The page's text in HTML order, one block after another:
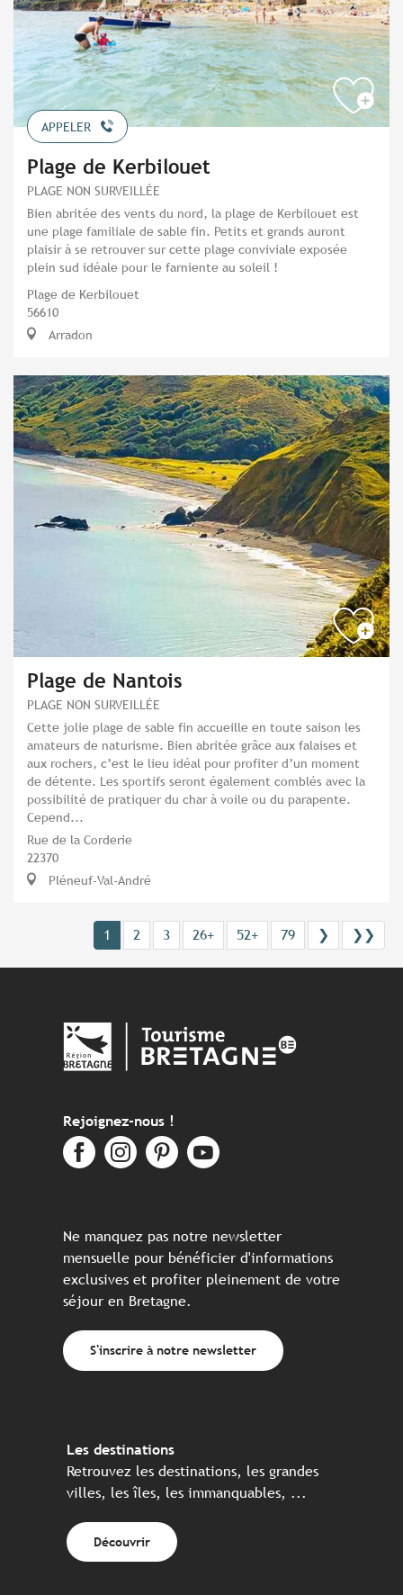
APPELER
Plage de Kerbilouet
PLAGE NON SURVEILLÉE
Bien abritée des vents du nord, la plage de Kerbilouet est
une plage familiale de sable fin. Petits et grands auront
plaisir à se retrouver sur cette plage conviviale exposée
plein sud idéale pour le farniente au soleil !
Plage de Kerbilouet
56610
Arradon
Plage de Nantois
PLAGE NON SURVEILLÉE
Cette jolie plage de sable fin accueille en toute saison les
amateurs de naturisme. Bien abritée grâce aux falaises et
aux rochers, c’est le lieu idéal pour profiter d’un moment
de détente. Les sportifs seront également comblés avec la
possibilité de pratiquer du char à voile ou du parapente.
Cepend...
Rue de la Corderie
22370
Pléneuf-Val-André
1 2 3 26+ 52+ 79 ❯ ❯❯
Rejoignez-nous !
Ne manquez pas notre newsletter
mensuelle pour bénéficier d'informations
exclusives et profiter pleinement de votre
séjour en Bretagne.
S'inscrire à notre newsletter
Les destinations
Retrouvez les destinations, les grandes
villes, les îles, les immanquables, ...
Découvrir